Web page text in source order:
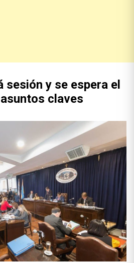
sesión y se espera el
claves